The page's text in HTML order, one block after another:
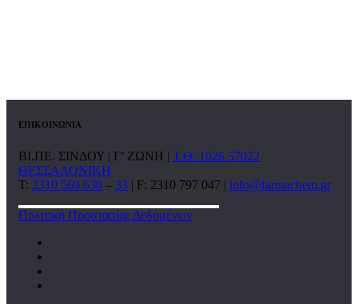
ΕΠΙΚΟΙΝΩΝΙΑ
ΒΙ.ΠΕ. ΣΙΝΔΟΥ | Γ’ ΖΩΝΗ | Τ.Θ. 1026 57022
ΘΕΣΣΑΛΟΝΙΚΗ
T: 2310 569 630 – 33 | F: 2310 797 047 | info@farmachem.gr
Πολιτική Προστασίας Δεδομένων